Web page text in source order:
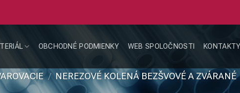
OBCHODNÉ PODMIENKY WEB SPOLOČNOSTI KONTAKTY
/ NEREZOVÉ KOLENÁ BEZŠVOVÉ A ZVÁRANÉ